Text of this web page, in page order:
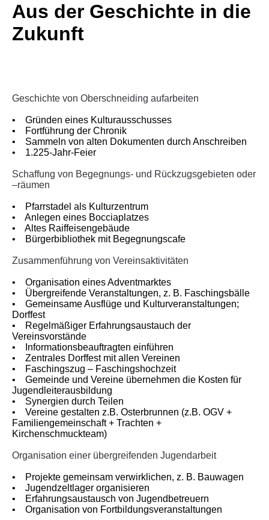
Aus der Geschichte in die
Zukunft
Geschichte von Oberschneiding aufarbeiten
• Gründen eines Kulturausschusses
• Fortführung der Chronik
• Sammeln von alten Dokumenten durch Anschreiben
• 1.225-Jahr-Feier
Schaffung von Begegnungs- und Rückzugsgebieten oder
–räumen
• Pfarrstadel als Kulturzentrum
• Anlegen eines Bocciaplatzes
• Altes Raiffeisengebäude
• Bürgerbibliothek mit Begegnungscafe
Zusammenführung von Vereinsaktivitäten
• Organisation eines Adventmarktes
• Übergreifende Veranstaltungen, z. B. Faschingsbälle
• Gemeinsame Ausflüge und Kulturveranstaltungen;
Dorffest
• Regelmäßiger Erfahrungsaustauch der
Vereinsvorstände
• Informationsbeauftragten einführen
• Zentrales Dorffest mit allen Vereinen
• Faschingszug – Faschingshochzeit
• Gemeinde und Vereine übernehmen die Kosten für
Jugendleiterausbildung
• Synergien durch Teilen
• Vereine gestalten z.B. Osterbrunnen (z.B. OGV +
Familiengemeinschaft + Trachten +
Kirchenschmuckteam)
Organisation einer übergreifenden Jugendarbeit
• Projekte gemeinsam verwirklichen, z. B. Bauwagen
• Jugendzeltlager organisieren
• Erfahrungsaustausch von Jugendbetreuern
• Organisation von Fortbildungsveranstaltungen